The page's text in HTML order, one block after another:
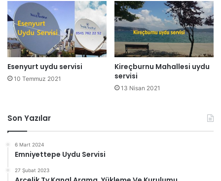
Esenyurt uydu servisi
10 Temmuz 2021
Kireçburnu Mahallesi uydu
servisi
13 Nisan 2021
Son Yazılar
6 Mart 2024
Emniyettepe Uydu Servisi
27 Şubat 2023